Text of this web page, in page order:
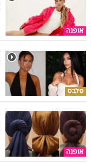
אופנה
סלבס
אופנה